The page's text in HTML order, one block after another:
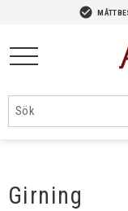
check_circle
Girning